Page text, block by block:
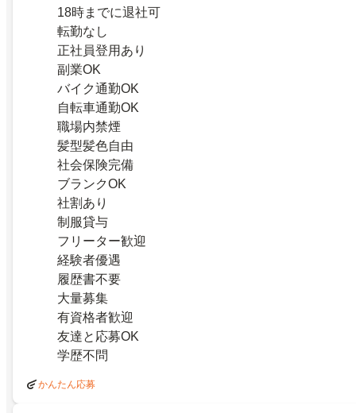
18時までに退社可
転勤なし
正社員登用あり
副業OK
バイク通勤OK
自転車通勤OK
職場内禁煙
髪型髪色自由
社会保険完備
ブランクOK
社割あり
制服貸与
フリーター歓迎
経験者優遇
履歴書不要
大量募集
有資格者歓迎
友達と応募OK
学歴不問
かんたん応募